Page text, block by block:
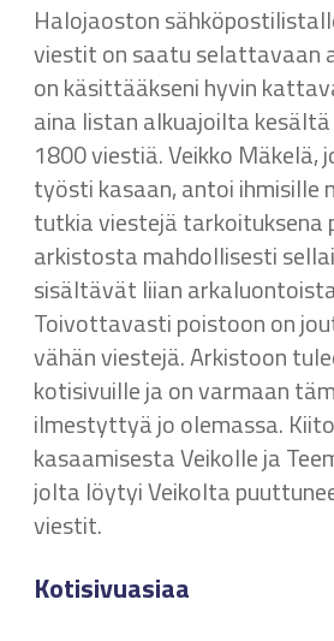
Halojaoston
viestit on saatu selattavaan
on käsittääkseni hyvin
aina listan alkuajoilta
1800 viestiä. Veikko Mäkelä,
työsti kasaan, antoi ihmisille
tutkia viestejä tarkoituksena
arkistosta mahdollisesti
sisältävät liian
Toivottavasti poistoon on
vähän viestejä. Arkistoon
kotisivuille ja on varmaan
ilmestyttyä jo olemassa.
kasaamisesta Veikolle ja
jolta löytyi Veikolta
viestit.
Kotisivuasiaa